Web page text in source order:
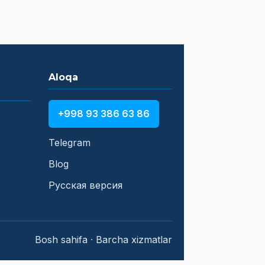
Aloqa
+998 93 386 63 86
Telegram
Blog
Русская версия
Bosh sahifa · Barcha xizmatlar